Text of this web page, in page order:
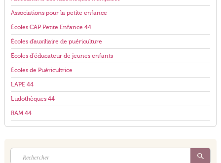
Associations pour la petite enfance
Écoles CAP Petite Enfance 44
Écoles d'auxiliaire de puériculture
Écoles d'éducateur de jeunes enfants
Écoles de Puéricultrice
LAPE 44
Ludothèques 44
RAM 44